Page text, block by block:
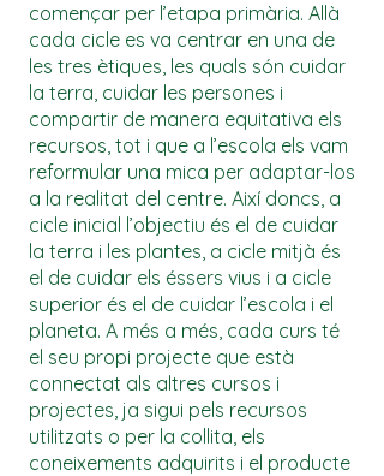
començar per l’etapa primària. Allà
cada cicle es va centrar en una de
les tres ètiques, les quals són cuidar
la terra, cuidar les persones i
compartir de manera equitativa els
recursos, tot i que a l’escola els vam
reformular una mica per adaptar-los
a la realitat del centre. Així doncs, a
cicle inicial l’objectiu és el de cuidar
la terra i les plantes, a cicle mitjà és
el de cuidar els éssers vius i a cicle
superior és el de cuidar l’escola i el
planeta. A més a més, cada curs té
el seu propi projecte que està
connectat als altres cursos i
projectes, ja sigui pels recursos
utilitzats o per la collita, els
coneixements adquirits i el producte